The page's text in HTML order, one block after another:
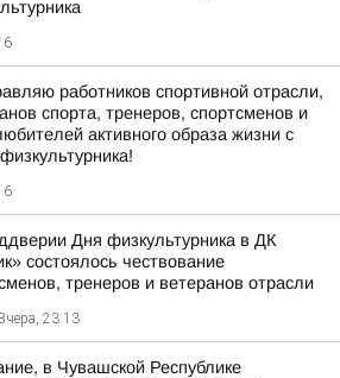
работников спортивной отрасли,
спорта, тренеров, спортсменов и
активного образа жизни с
Дня физкультурника в ДК
состоялось чествование
тренеров и ветеранов отрасли
Вчера, 23:13
в Чувашской Республике